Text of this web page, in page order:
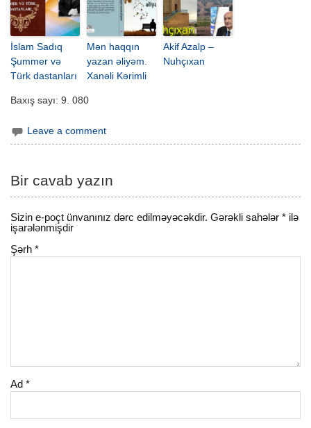
İslam Sadıq
Şummer və
Türk dastanları
Mən haqqın
yazan əliyəm.
Xanəli Kərimli
Akif Azalp –
Nuhçıxan
Baxış sayı: 9. 080
Leave a comment
Bir cavab yazın
Sizin e-poçt ünvanınız dərc edilməyəcəkdir. Gərəkli sahələr* ilə
işarələnmişdir
Şərh*
Ad*